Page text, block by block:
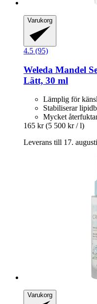
Varukorg
4.5 (95)
Weleda Mandel
Lätt, 30 ml
Lämplig för
Stabiliserar
Mycket
165 kr (5 500 kr / l)
Leverans till 17. augusti
Varukorg